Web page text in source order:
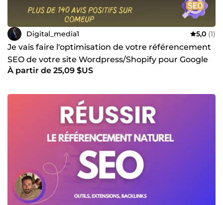
Digital_media1 5,0 (1)
Je vais faire l'optimisation de votre référencement
SEO de votre site Wordpress/Shopify pour Google
À partir de 25,09 $US